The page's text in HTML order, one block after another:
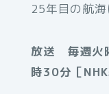
25年目の航海
放送 毎週火
時30分［NHK